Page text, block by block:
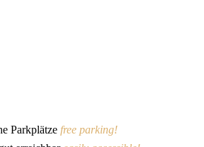
Parkplätze free parking!